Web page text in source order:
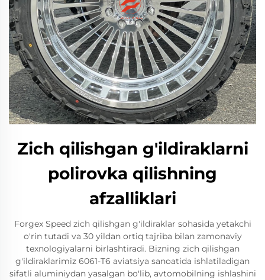
Zich qilishgan g'ildiraklarni
polirovka qilishning
afzalliklari
Forgex Speed zich qilishgan g'ildiraklar sohasida yetakchi
o'rin tutadi va 30 yildan ortiq tajriba bilan zamonaviy
texnologiyalarni birlashtiradi. Bizning zich qilishgan
g'ildiraklarimiz 6061-T6 aviatsiya sanoatida ishlatiladigan
sifatli aluminiydan yasalgan bo'lib, avtomobilning ishlashini